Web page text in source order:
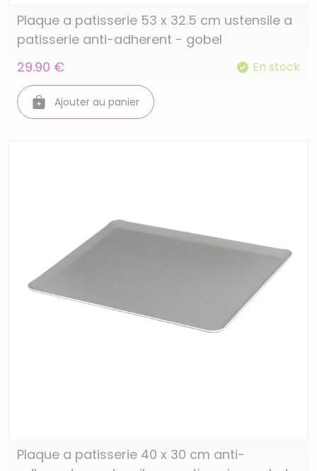
Plaque a patisserie 53 x 32.5 cm ustensile a
patisserie anti-adherent - gobel
29.90 €
En stock
Ajouter au panier
Plaque a patisserie 40 x 30 cm anti-